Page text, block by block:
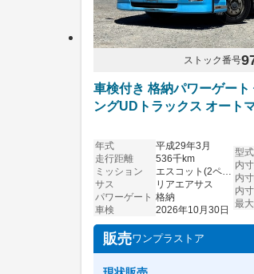
ストック番号
車検付き 格納パワーゲート
ングUDトラックス オート
年式
平成29年3月
走行距離
536千km
ミッション
サス
リアエアサス
パワーゲート 格納
車検
2026年10月30日
型式
内
内
内
最
販売ワンプラストア